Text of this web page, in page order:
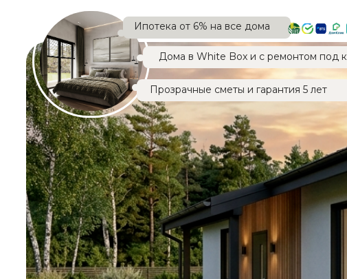
Дома в White Box и с ремонтом под
Прозрачные сметы и гарантия 5 лет
Ипотека от 6% на все дома